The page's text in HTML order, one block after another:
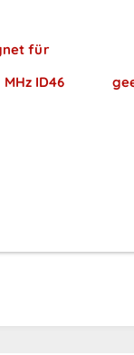
für
ID46